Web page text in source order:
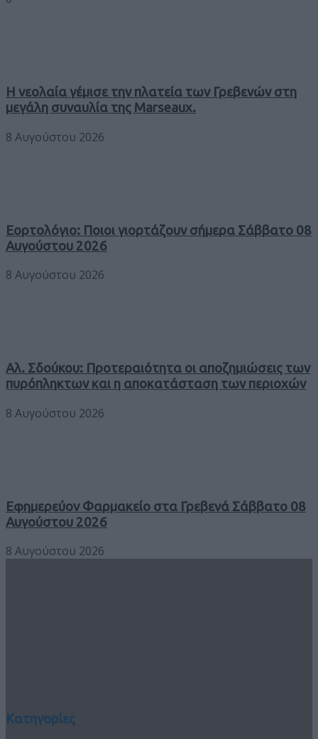
Η νεολαία γέμισε την πλατεία των Γρεβενών στη
μεγάλη συναυλία της Marseaux.
8 Αυγούστου 2026
Εορτολόγιο: Ποιοι γιορτάζουν σήμερα Σάββατο 08
Αυγούστου 2026
8 Αυγούστου 2026
Αλ. Σδούκου: Προτεραιότητα οι αποζημιώσεις των
πυρόπληκτων και η αποκατάσταση των περιοχών
8 Αυγούστου 2026
Εφημερεύον Φαρμακείο στα Γρεβενά Σάββατο 08
Αυγούστου 2026
8 Αυγούστου 2026
Κατηγορίες